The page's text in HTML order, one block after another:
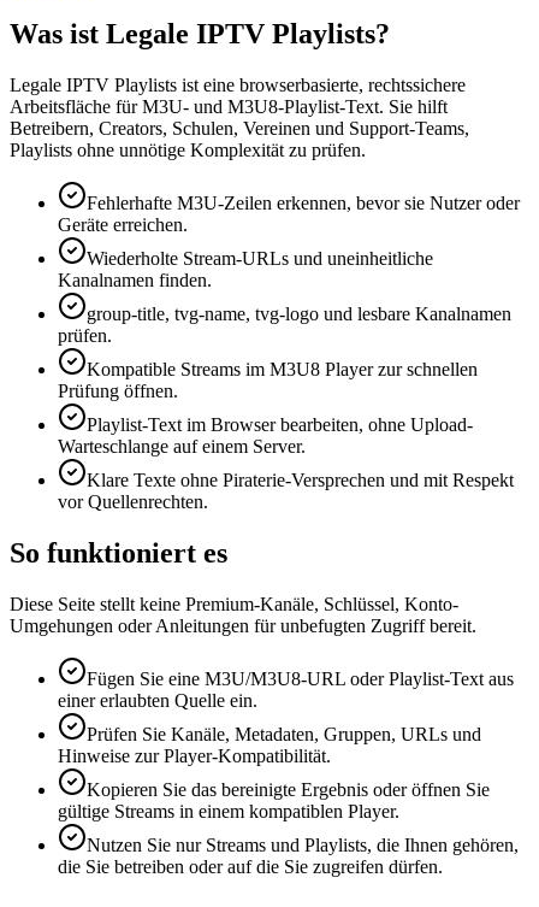
Was ist Legale IPTV Playlists?
Legale IPTV Playlists ist eine browserbasierte, rechtssichere
Arbeitsfläche für M3U- und M3U8-Playlist-Text. Sie hilft
Betreibern, Creators, Schulen, Vereinen und Support-Teams,
Playlists ohne unnötige Komplexität zu prüfen.
Fehlerhafte M3U-Zeilen erkennen, bevor sie Nutzer oder
Geräte erreichen.
Wiederholte Stream-URLs und uneinheitliche
Kanalnamen finden.
group-title, tvg-name, tvg-logo und lesbare Kanalnamen
prüfen.
Kompatible Streams im M3U8 Player zur schnellen
Prüfung öffnen.
Playlist-Text im Browser bearbeiten, ohne Upload-
Warteschlange auf einem Server.
Klare Texte ohne Piraterie-Versprechen und mit Respekt
vor Quellenrechten.
So funktioniert es
Diese Seite stellt keine Premium-Kanäle, Schlüssel, Konto-
Umgehungen oder Anleitungen für unbefugten Zugriff bereit.
Fügen Sie eine M3U/M3U8-URL oder Playlist-Text aus
einer erlaubten Quelle ein.
Prüfen Sie Kanäle, Metadaten, Gruppen, URLs und
Hinweise zur Player-Kompatibilität.
Kopieren Sie das bereinigte Ergebnis oder öffnen Sie
gültige Streams in einem kompatiblen Player.
Nutzen Sie nur Streams und Playlists, die Ihnen gehören,
die Sie betreiben oder auf die Sie zugreifen dürfen.